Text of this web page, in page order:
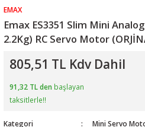
EMAX
Emax ES3351 Slim Mini
2.2Kg) RC Servo Motor
805,51 TL Kdv Dahil
91,32 TL den başlayan
taksitlerle!!
Kategori
Mini Servo